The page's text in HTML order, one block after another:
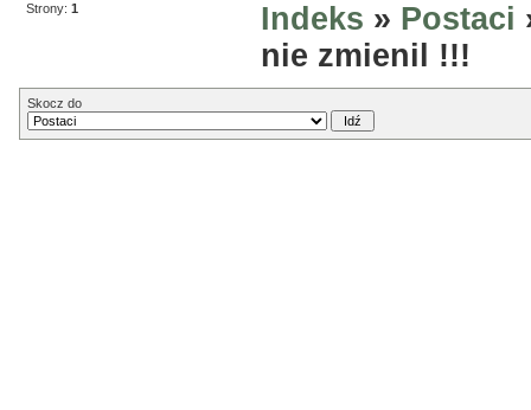
Strony: 1 Indeks » Postaci
nie zmienil !!!
Skocz do